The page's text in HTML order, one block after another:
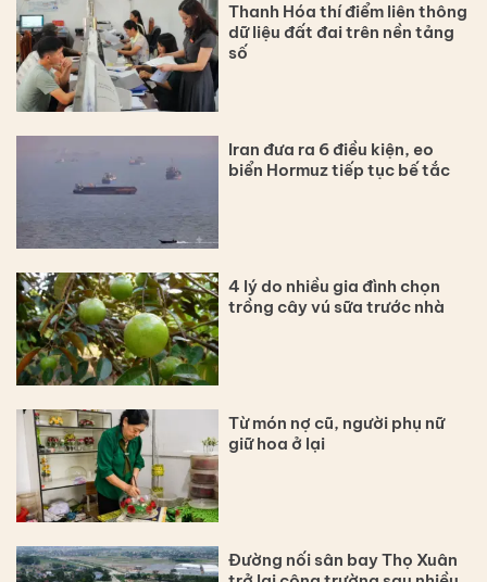
Thanh Hóa thí điểm liên thông
dữ liệu đất đai trên nền tảng
số
Iran đưa ra 6 điều kiện, eo
biển Hormuz tiếp tục bế tắc
4 lý do nhiều gia đình chọn
trồng cây vú sữa trước nhà
Từ món nợ cũ, người phụ nữ
giữ hoa ở lại
Đường nối sân bay Thọ Xuân